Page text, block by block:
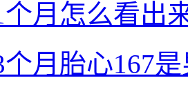
月怎么看出
月胎心167